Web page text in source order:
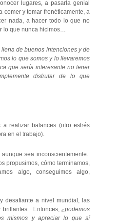
lugares, a pasarla genial
comer y tomar frenéticamente, a
nada, a hacer todo lo que no
lo que nunca hicimos…
de buenos intenciones y de
lo que somos y lo llevaremos
que sería interesante no tener
disfrutar de lo que
a realizar balances (otro estrés
en el trabajo).
sea inconscientemente.
propusimos, cómo terminamos,
algo, conseguimos algo,
desafiante a nivel mundial, las
brillantes. Entonces, ¿podemos
mismos y apreciar lo que sí